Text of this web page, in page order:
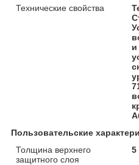
Технические свойства
и
Пользовательские
Толщина верхнего
защитного слоя
5